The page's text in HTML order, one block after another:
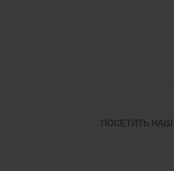
ПОСЕТИТЬ НАШ